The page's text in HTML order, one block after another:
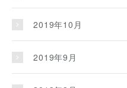
2019年10月
2019年9月